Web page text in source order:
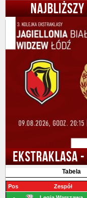
Tabela
Pos Zespół